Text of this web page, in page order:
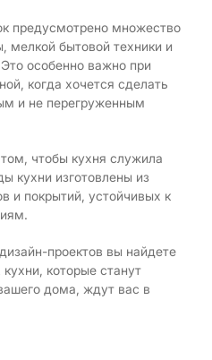
предусмотрено множество
мелкой бытовой техники и
особенно важно при
когда хочется сделать
и не перегруженным
чтобы кухня служила
кухни изготовлены из
и покрытий, устойчивых к
проектов вы найдете
которые станут
дома, ждут вас в